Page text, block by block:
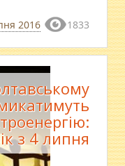
2016 1833
з 4 липня